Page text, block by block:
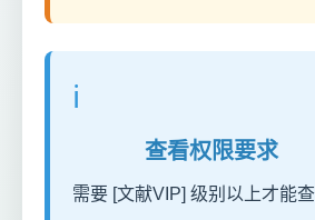
ℹ️
查看权限要求
需要 [文献VIP] 级别以上才能查